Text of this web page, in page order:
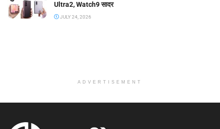
Ultra2, Watch9 सादर
JULY 24, 2026
ADVERTISEMENT